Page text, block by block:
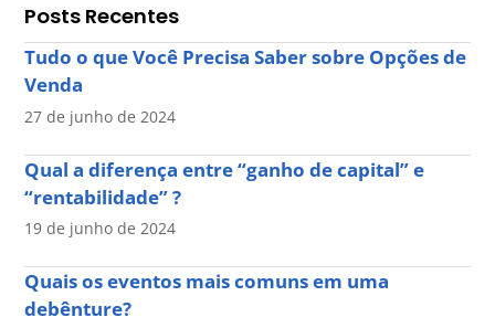
Posts Recentes
Tudo o que Você Precisa Saber sobre Opções de
Venda
27 de junho de 2024
Qual a diferença entre “ganho de capital” e
“rentabilidade” ?
19 de junho de 2024
Quais os eventos mais comuns em uma
debênture?